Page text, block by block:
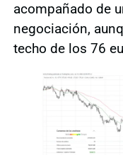
acompañado de
negociación,
techo de los 76